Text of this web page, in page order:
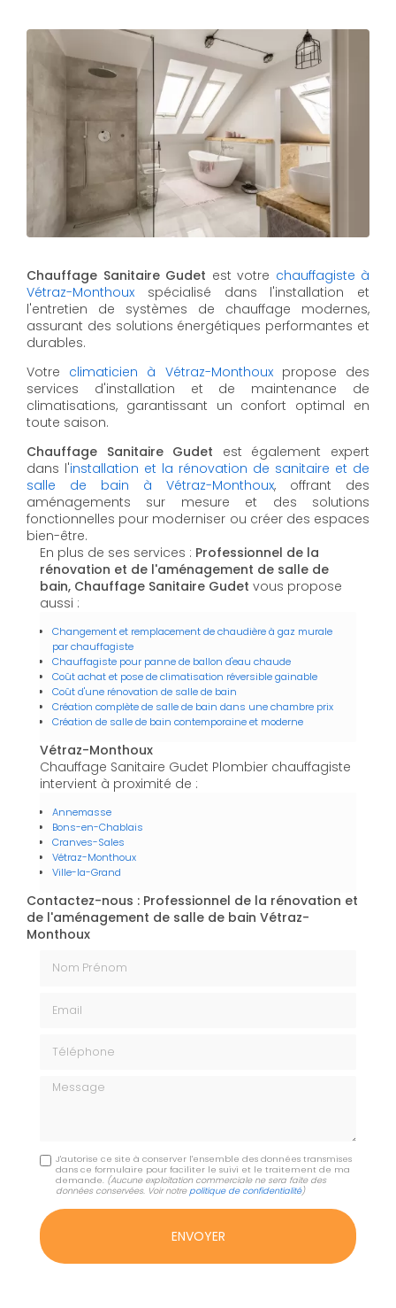
Chauffage Sanitaire Gudet est votre chauffagiste à
Vétraz-Monthoux spécialisé dans l'installation et
l'entretien de systèmes de chauffage modernes,
assurant des solutions énergétiques performantes et
durables.
Votre climaticien à Vétraz-Monthouxpropose des
services d'installation et de maintenance de
climatisations, garantissant un confort optimal en
toute saison.
Chauffage Sanitaire Gudet est également expert
dans l'installation et la rénovation de sanitaire et de
salle de bain à Vétraz-Monthoux, offrant des
aménagements sur mesure et des solutions
fonctionnelles pour moderniser ou créer des espaces
bien-être.
En plus de ses services : Professionnel de la
rénovation et de l'aménagement de salle de
bain, Chauffage Sanitaire Gudet vous propose
aussi :
Changement et remplacement de chaudière à gaz murale
par chauffagiste
Chauffagiste pour panne de ballon d'eau chaude
Coût achat et pose de climatisation réversible gainable
Coût d'une rénovation de salle de bain
Création complète de salle de bain dans une chambre prix
Création de salle de bain contemporaine et moderne
Vétraz-Monthoux
Chauffage Sanitaire Gudet Plombier chauffagiste
intervient à proximité de :
Annemasse
Bons-en-Chablais
Cranves-Sales
Vétraz-Monthoux
Ville-la-Grand
Contactez-nous : Professionnel de la rénovation et
de l'aménagement de salle de bain Vétraz-
Monthoux
Message
J'autorise ce site à conserver l'ensemble des données transmises
dans ce formulaire pour faciliter le suivi et le traitement de ma
demande. (Aucune exploitation commerciale ne sera faite des
données conservées. Voir notrepolitique de confidentialité)